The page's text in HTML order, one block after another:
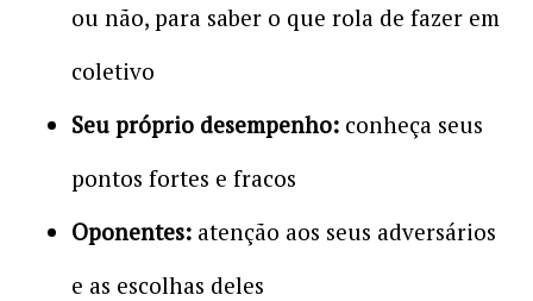
ou não, para saber o que rola de fazer em
coletivo
Seu próprio desempenho: conheça seus
pontos fortes e fracos
Oponentes: atenção aos seus adversários
e as escolhas deles